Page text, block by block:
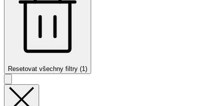
Resetovat všechny filtry (1)